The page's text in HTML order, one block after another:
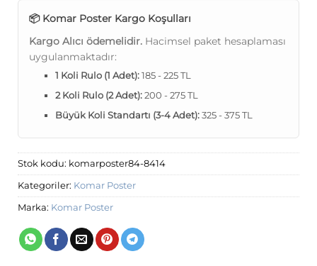
📦 Komar Poster Kargo Koşulları
Kargo Alıcı ödemelidir. Hacimsel paket hesaplaması
uygulanmaktadır:
1 Koli Rulo (1 Adet):185 - 225 TL
2 Koli Rulo (2 Adet):200 - 275 TL
Büyük Koli Standartı (3-4 Adet):325 - 375 TL
Stok kodu: komarposter84-8414
Kategoriler: Komar Poster
Marka: Komar Poster